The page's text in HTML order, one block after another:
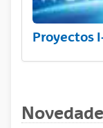
Proyectos